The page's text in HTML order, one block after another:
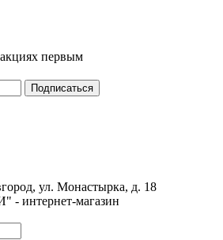
первым
ул. Монастырка, д. 18
интернет-магазин